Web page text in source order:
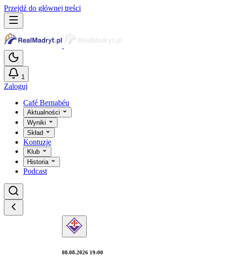
Przejdź do głównej treści
1
Zaloguj
Café Bernabéu
Aktualności
Wyniki
Skład
Kontuzje
Klub
Historia
Podcast
08.08.2026 19:00